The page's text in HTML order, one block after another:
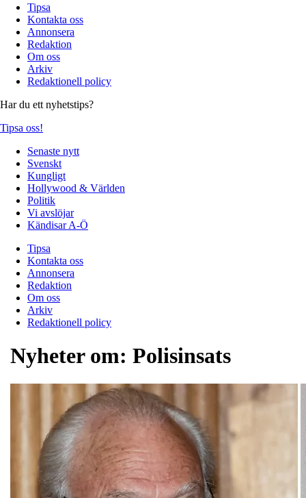
Tipsa
Kontakta oss
Annonsera
Redaktion
Om oss
Arkiv
Redaktionell policy
Har du ett nyhetstips?
Tipsa oss!
Senaste nytt
Svenskt
Kungligt
Hollywood & Världen
Politik
Vi avslöjar
Kändisar A-Ö
Tipsa
Kontakta oss
Annonsera
Redaktion
Om oss
Arkiv
Redaktionell policy
Nyheter om: Polisinsats